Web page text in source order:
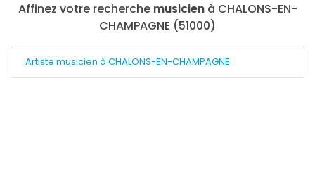
Affinez votre recherche musicienà CHALONS-EN-
CHAMPAGNE (51000)
Artiste musicien à CHALONS-EN-CHAMPAGNE